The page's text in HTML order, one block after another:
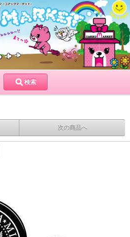
検索
次の商品へ